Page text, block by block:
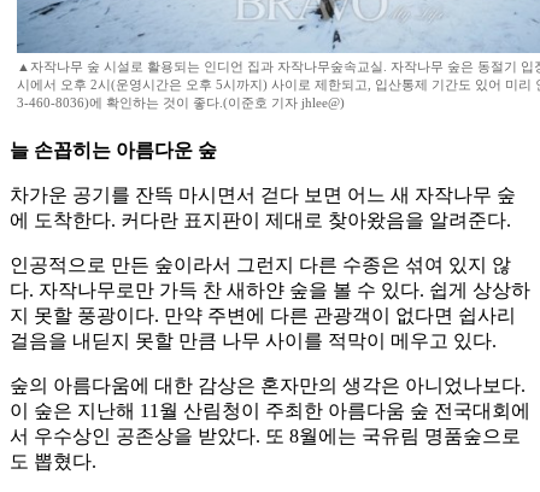
▲자작나무 숲 시설로 활용되는 인디언 집과 자작나무숲속교실. 자작나무 숲은 동절기 입
시에서 오후 2시(운영시간은 오후 5시까지) 사이로 제한되고, 입산통제 기간도 있어 미리
3-460-8036)에 확인하는 것이 좋다.(이준호 기자 jhlee@)
늘 손꼽히는 아름다운 숲
차가운 공기를 잔뜩 마시면서 걷다 보면 어느 새 자작나무 숲
에 도착한다. 커다란 표지판이 제대로 찾아왔음을 알려준다.
인공적으로 만든 숲이라서 그런지 다른 수종은 섞여 있지 않
다. 자작나무로만 가득 찬 새하얀 숲을 볼 수 있다. 쉽게 상상하
지 못할 풍광이다. 만약 주변에 다른 관광객이 없다면 쉽사리
걸음을 내딛지 못할 만큼 나무 사이를 적막이 메우고 있다.
숲의 아름다움에 대한 감상은 혼자만의 생각은 아니었나보다.
이 숲은 지난해 11월 산림청이 주최한 아름다움 숲 전국대회에
서 우수상인 공존상을 받았다. 또 8월에는 국유림 명품숲으로
도 뽑혔다.